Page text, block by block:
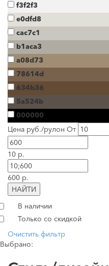
f3f2f3
e0dfd8
cac7c1
b1aca3
a08d73
78614d
634b36
5a524b
000000
Цена руб./рулон От
10 р.
600 р.
НАЙТИ
В наличии
Только со скидкой
Очистить фильтр
Выбрано: